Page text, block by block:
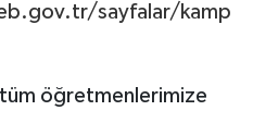
sayfalar/kamp
öğretmenlerimize